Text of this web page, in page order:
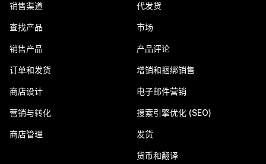
销售渠道
查找产品
销售产品
订单和发货
商店设计
营销与转化
商店管理
代发货
市场
产品评论
增销和捆绑销售
电子邮件营销
搜索引擎优化 (SEO)
发货
货币和翻译